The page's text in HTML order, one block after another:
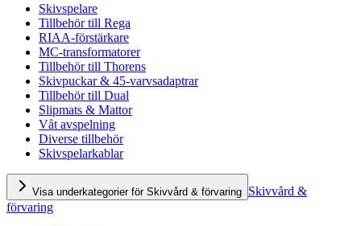
Skivspelare
Tillbehör till Rega
RIAA-förstärkare
MC-transformatorer
Tillbehör till Thorens
Skivpuckar & 45-varvsadaptrar
Tillbehör till Dual
Slipmats & Mattor
Våt avspelning
Diverse tillbehör
Skivspelarkablar
Visa underkategorier för Skivvård & förvaring Skivvård &
förvaring